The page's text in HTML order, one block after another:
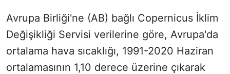
Avrupa Birliği'ne (AB) bağlı Copernicus İklim
Değişikliği Servisi verilerine göre, Avrupa'da
ortalama hava sıcaklığı, 1991-2020 Haziran
ortalamasının 1,10 derece üzerine çıkarak